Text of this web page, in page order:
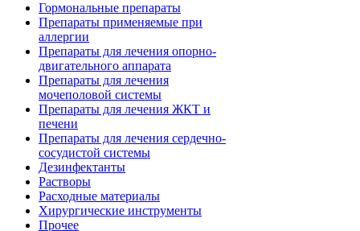
Гормональные препараты
Препараты применяемые при
аллергии
Препараты для лечения опорно-
двигательного аппарата
Препараты для лечения
мочеполовой системы
Препараты для лечения ЖКТ и
печени
Препараты для лечения сердечно-
сосудистой системы
Дезинфектанты
Растворы
Расходные материалы
Хирургические инструменты
Прочее